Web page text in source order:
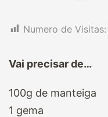
Numero de Visitas:
Vai precisar de…
100g de manteiga
1 gema